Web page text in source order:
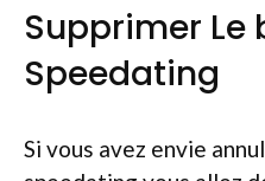
Supprimer Le
Speedating
Si vous avez envie